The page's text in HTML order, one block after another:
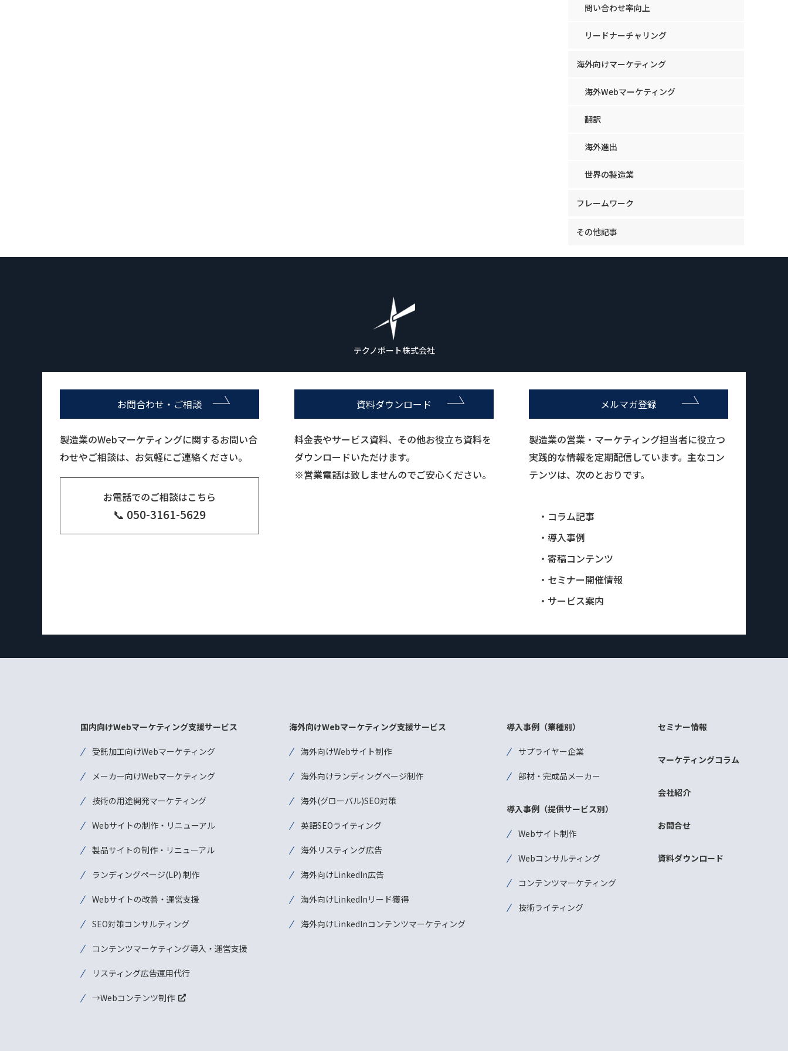
問い合わせ率向上
リードナーチャリング
海外向けマーケティング
海外Webマーケティング
翻訳
海外進出
世界の製造業
フレームワーク
その他記事
テクノポート株式会社
お問合わせ・ご相談
製造業のWebマーケティングに関するお問い合
わせやご相談は、お気軽にご連絡ください。
お電話でのご相談はこちら
📞 050-3161-5629
資料ダウンロード
料金表やサービス資料、その他お役立ち資料を
ダウンロードいただけます。
※営業電話は致しませんのでご安心ください。
メルマガ登録
製造業の営業・マーケティング担当者に役立つ
実践的な情報を定期配信しています。主なコン
テンツは、次のとおりです。
・コラム記事
・導入事例
・寄稿コンテンツ
・セミナー開催情報
・サービス案内
国内向けWebマーケティング支援サービス
受託加工向けWebマーケティング
メーカー向けWebマーケティング
技術の用途開発マーケティング
Webサイトの制作・リニューアル
製品サイトの制作・リニューアル
ランディングページ(LP) 制作
Webサイトの改善・運営支援
SEO対策コンサルティング
コンテンツマーケティング導入・運営支援
リスティング広告運用代行
→Webコンテンツ制作
海外向けWebマーケティング支援サービス
海外向けWebサイト制作
海外向けランディングページ制作
海外(グローバル)SEO対策
英語SEOライティング
海外リスティング広告
海外向けLinkedIn広告
海外向けLinkedInリード獲得
海外向けLinkedInコンテンツマーケティング
導入事例（業種別）
サプライヤー企業
部材・完成品メーカー
導入事例（提供サービス別）
Webサイト制作
Webコンサルティング
コンテンツマーケティング
技術ライティング
セミナー情報
マーケティングコラム
会社紹介
お問合せ
資料ダウンロード